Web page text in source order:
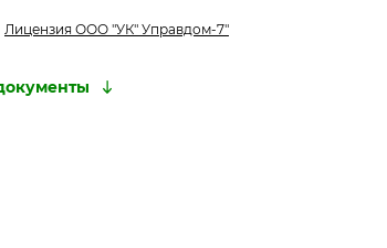
Лицензия ООО "УК" Управдом-7"